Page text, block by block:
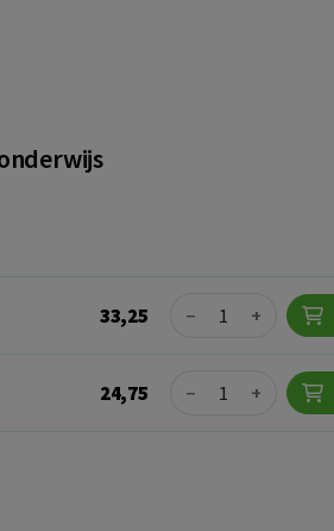
33,25 Quantity
− +
24,75 Quantity
− +